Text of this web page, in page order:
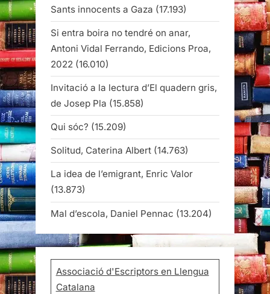
Sants innocents a Gaza (17.193)
Si entra boira no tendré on anar,
Antoni Vidal Ferrando, Edicions Proa,
2022 (16.010)
Invitació a la lectura d’El quadern gris,
de Josep Pla (15.858)
Qui sóc? (15.209)
Solitud, Caterina Albert (14.763)
La idea de l’emigrant, Enric Valor
(13.873)
Mal d’escola, Daniel Pennac (13.204)
Associació d'Escriptors en Llengua
Catalana